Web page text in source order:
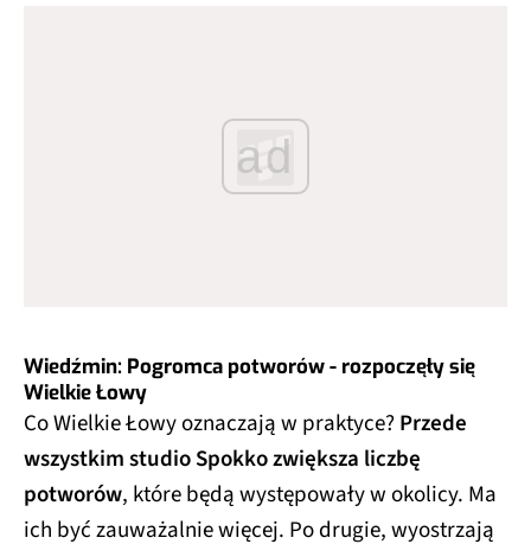
ad
Wiedźmin: Pogromca potworów - rozpoczęły się
Wielkie Łowy
Co Wielkie Łowy oznaczają w praktyce?Przede
wszystkim studio Spokko zwiększa liczbę
potworów, które będą występowały w okolicy. Ma
ich być zauważalnie więcej. Po drugie, wyostrzają